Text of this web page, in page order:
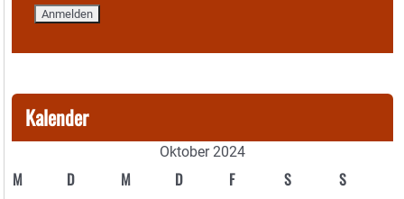
Kalender
Oktober 2024
M D M D F S S